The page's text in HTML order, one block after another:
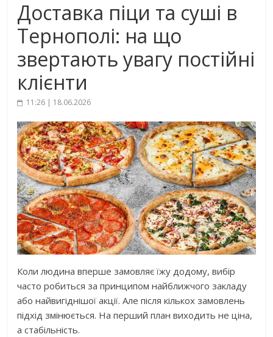
Доставка піци та суші в
Тернополі: на що
звертають увагу постійні
клієнти
11:26 | 18.06.2026
Коли людина вперше замовляє їжу додому, вибір
часто робиться за принципом найближчого закладу
або найвигіднішої акції. Але після кількох замовлень
підхід змінюється. На перший план виходить не ціна,
а стабільність.